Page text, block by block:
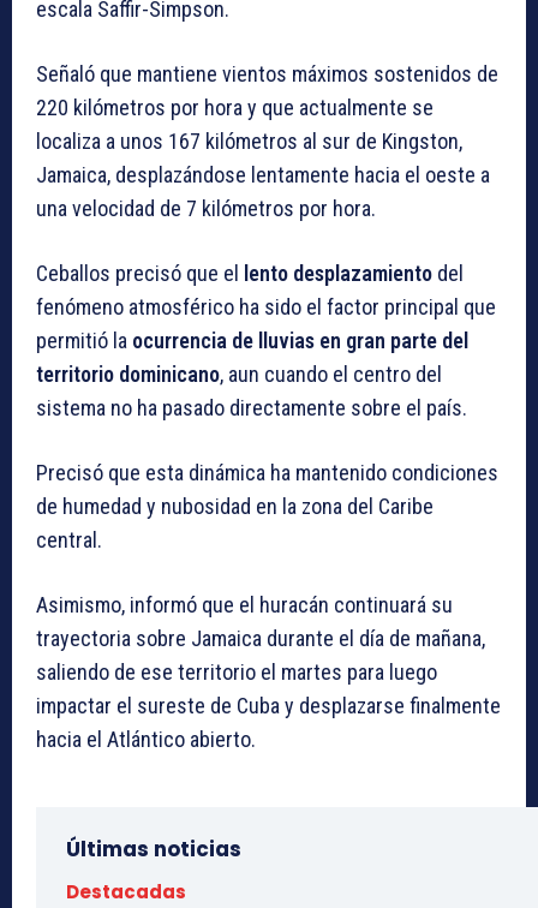
escala Saffir-Simpson.
Señaló que mantiene vientos máximos sostenidos de
220 kilómetros por hora y que actualmente se
localiza a unos 167 kilómetros al sur de Kingston,
Jamaica, desplazándose lentamente hacia el oeste a
una velocidad de 7 kilómetros por hora.
Ceballos precisó que el lento desplazamiento del
fenómeno atmosférico ha sido el factor principal que
permitió la ocurrencia de lluvias en gran parte del
territorio dominicano, aun cuando el centro del
sistema no ha pasado directamente sobre el país.
Precisó que esta dinámica ha mantenido condiciones
de humedad y nubosidad en la zona del Caribe
central.
Asimismo, informó que el huracán continuará su
trayectoria sobre Jamaica durante el día de mañana,
saliendo de ese territorio el martes para luego
impactar el sureste de Cuba y desplazarse finalmente
hacia el Atlántico abierto.
Últimas noticias
Destacadas